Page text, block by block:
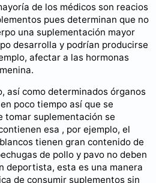
de los médicos son reacios
pues determinan que no
una suplementación mayor
desarrolla y podrían producirse
afectar a las hormonas
así como determinados órganos
poco tiempo así que se
tomar suplementación se
esa , por ejemplo, el
tienen gran contenido de
de pollo y pavo no deben
deportista, esta es una manera
de consumir suplementos sin